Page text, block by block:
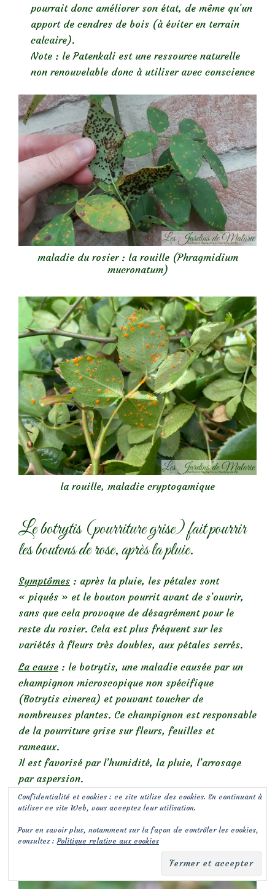
pourrait donc améliorer son état, de même qu’un
apport de cendres de bois (à éviter en terrain
calcaire).
Note : le Patenkali est une ressource naturelle
non renouvelable donc à utiliser avec conscience
maladie du rosier : la rouille (Phragmidium
mucronatum)
la rouille, maladie cryptogamique
Le botrytis (pourriture grise) fait pourrir
les boutons de rose, après la pluie.
Symptômes : après la pluie, les pétales sont
« piqués » et le bouton pourrit avant de s’ouvrir,
sans que cela provoque de désagrément pour le
reste du rosier. Cela est plus fréquent sur les
variétés à fleurs très doubles, aux pétales serrés.
La cause : le botrytis, une maladie causée par un
champignon microscopique non spécifique
(Botrytis cinerea) et pouvant toucher de
nombreuses plantes. Ce champignon est responsable
de la pourriture grise sur fleurs, feuilles et
rameaux.
Il est favorisé par l’humidité, la pluie, l’arrosage
par aspersion.
Que faire?: il suffit de couper les fleurs touchées.
Parfois même, juste enlever les pétales brunis pour
dégager la fleur et la laisser s’épanouir.
Evitez de planter des variétés aux grosses fleurs
Confidentialité et cookies : ce site utilise des cookies. En continuant à
utiliser ce site Web, vous acceptez leur utilisation.
Pour en savoir plus, notamment sur la façon de contrôler les cookies,
consultez :Politique relative aux cookies